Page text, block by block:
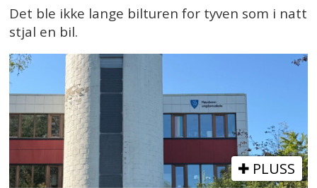
Det ble ikke lange bilturen for tyven som i natt
stjal en bil.
PLUSS